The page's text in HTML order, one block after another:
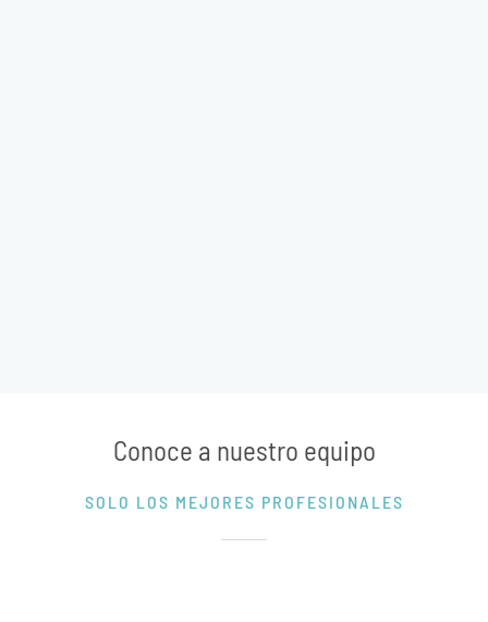
Conoce a nuestro equipo
SOLO LOS MEJORES PROFESIONALES